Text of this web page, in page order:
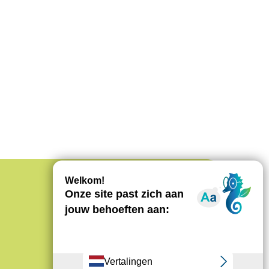
Ontdekken